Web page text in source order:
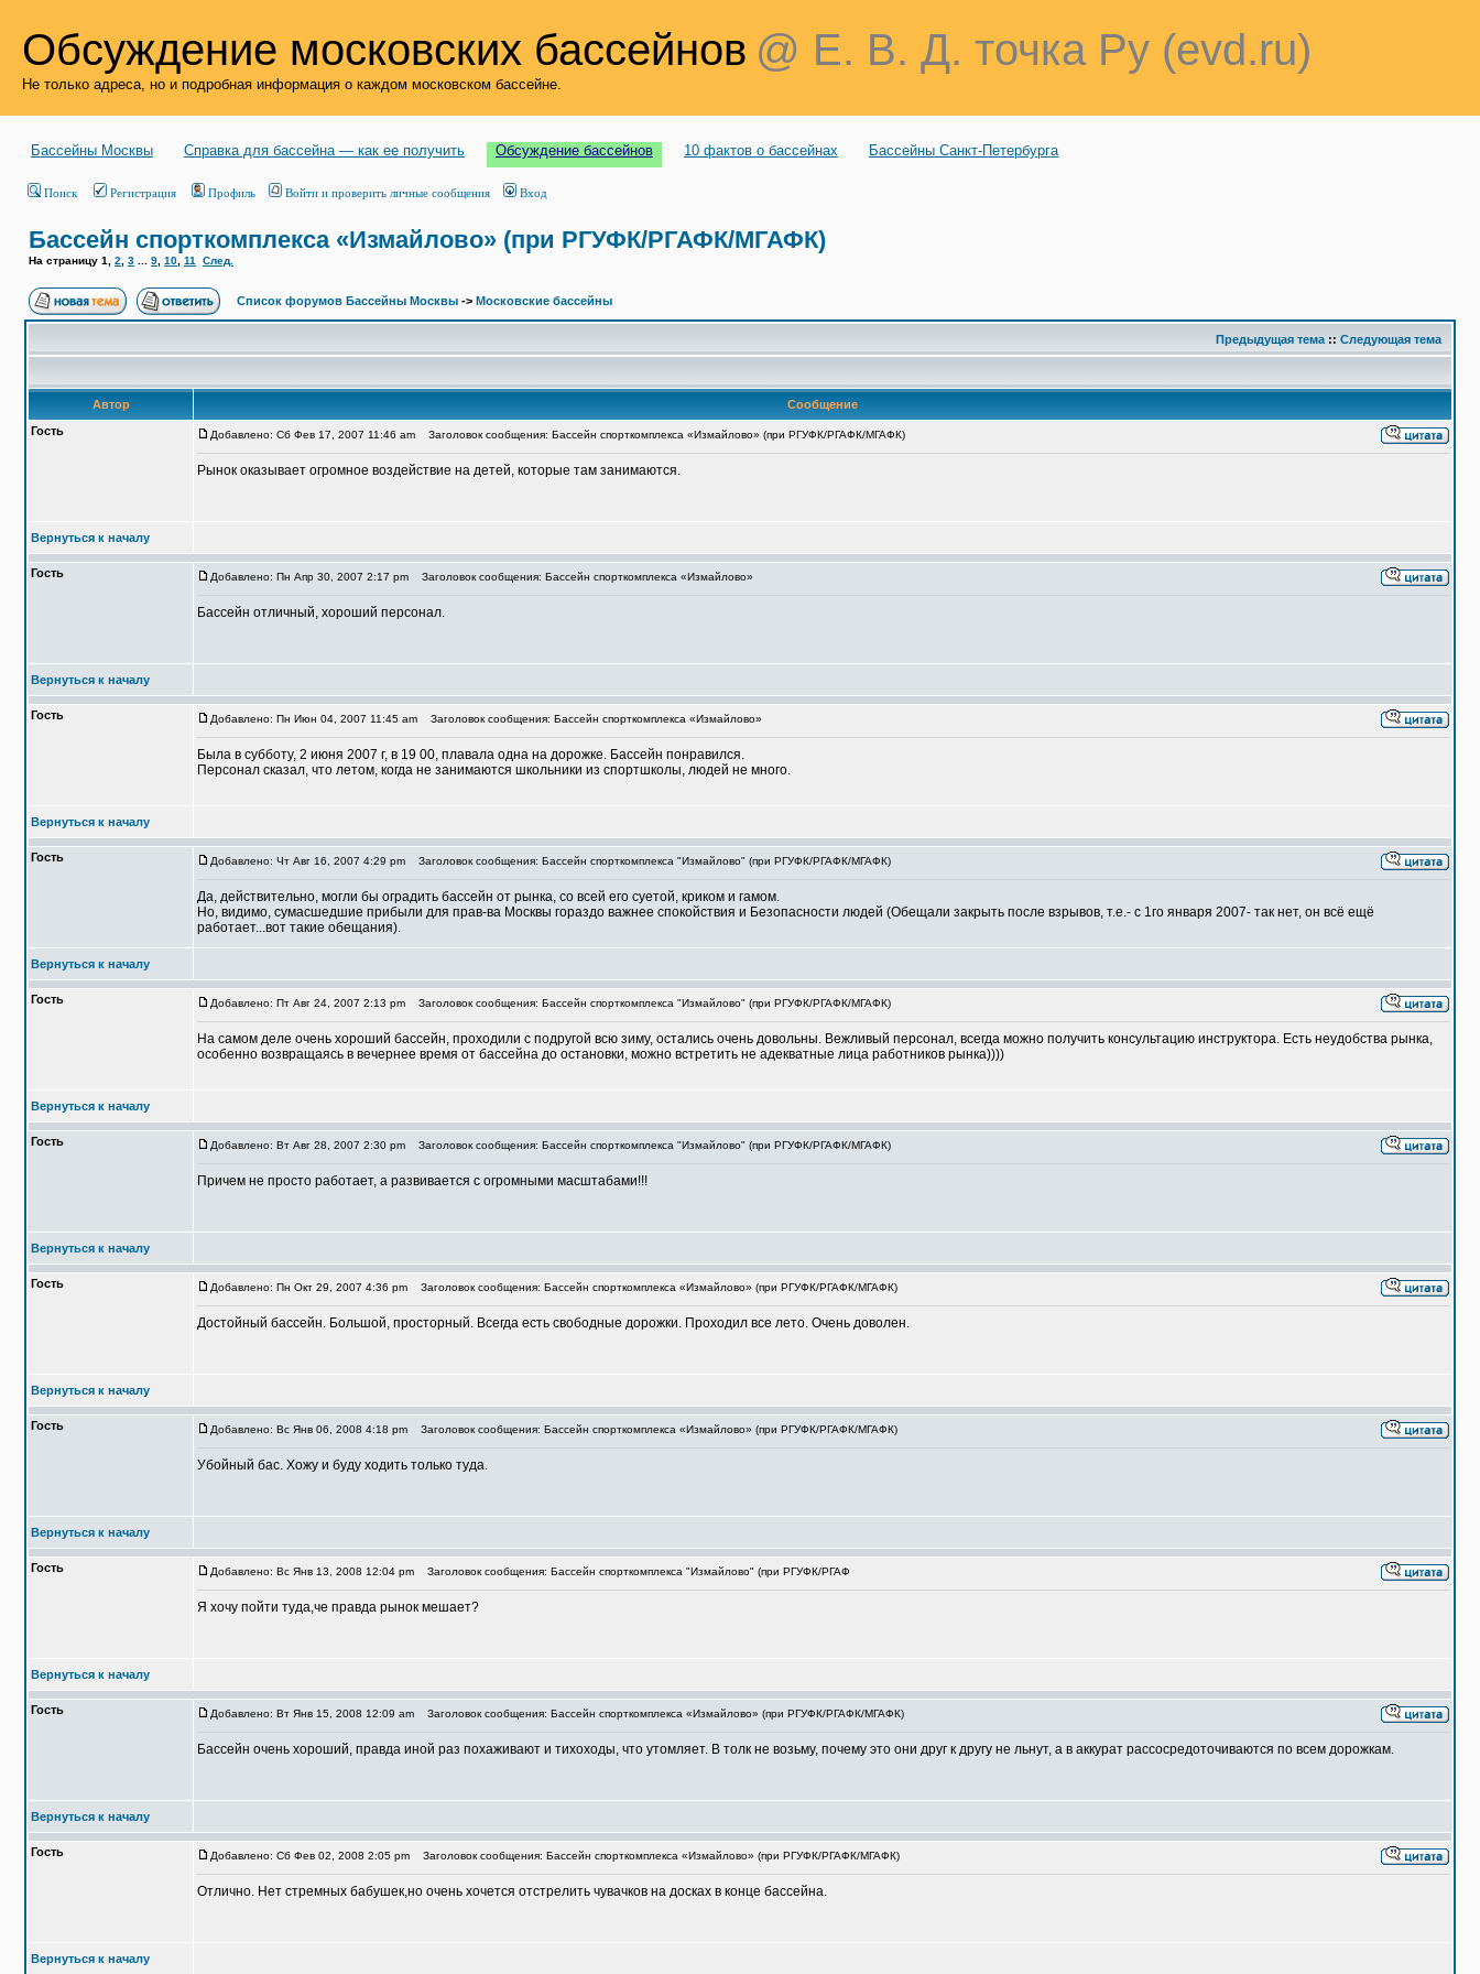
Обсуждение московских бассейнов @ Е. В. Д. точка Ру (evd.ru)
Не только адреса, но и подробная информация о каждом московском бассейне.
Бассейны Москвы Справка для бассейна — как ее получить Обсуждение бассейнов 10 фактов о бассейнах Бассейны Санкт-Петербурга
Поиск Регистрация Профиль Войти и проверить личные сообщения Вход
Бассейн спорткомплекса «Измайлово» (при РГУФК/РГАФК/МГАФК)
На страницу 1 2 3 9 10 11 След.
Список форумов Бассейны Москвы -> Московские бассейны
Предыдущая тема :: Следующая тема
Автор
Сообщение
Гость
Добавлено: Сб Фев 17, 2007 11:46 am Заголовок сообщения: Бассейн спорткомплекса «Измайлово» (при РГУФК/РГАФК/МГАФК)
Рынок оказывает огромное воздействие на детей, которые там занимаются.
Вернуться к началу
Гость Добавлено: Пн Апр 30, 2007 2:17 pm Заголовок сообщения: Бассейн спорткомплекса «Измайлово»
Бассейн отличный, хороший персонал.
Вернуться к началу
Гость Добавлено: Пн Июн 04, 2007 11:45 am Заголовок сообщения: Бассейн спорткомплекса «Измайлово»
Была в субботу, 2 июня 2007 г, в 19 00, плавала одна на дорожке. Бассейн понравился.
Персонал сказал, что летом, когда не занимаются школьники из спортшколы, людей не много.
Вернуться к началу
Гость Добавлено: Чт Авг 16, 2007 4:29 pm Заголовок сообщения: Бассейн спорткомплекса "Измайлово" (при РГУФК/РГАФК/МГАФК)
Да, действительно, могли бы оградить бассейн от рынка, со всей его суетой, криком и гамом.
Но, видимо, сумасшедшие прибыли для прав-ва Москвы гораздо важнее спокойствия и Безопасности людей (Обещали закрыть после взрывов, т.е.- с 1го января 2007- так нет, он всё ещё
работает...вот такие обещания).
Вернуться к началу
Гость Добавлено: Пт Авг 24, 2007 2:13 pm Заголовок сообщения: Бассейн спорткомплекса "Измайлово" (при РГУФК/РГАФК/МГАФК)
На самом деле очень хороший бассейн, проходили с подругой всю зиму, остались очень довольны. Вежливый персонал, всегда можно получить консультацию инструктора. Есть неудобства рынка,
особенно возвращаясь в вечернее время от бассейна до остановки, можно встретить не адекватные лица работников рынка))))
Вернуться к началу
Гость Добавлено: Вт Авг 28, 2007 2:30 pm Заголовок сообщения: Бассейн спорткомплекса "Измайлово" (при РГУФК/РГАФК/МГАФК)
Причем не просто работает, а развивается с огромными масштабами!!!
Вернуться к началу
Гость Добавлено: Пн Окт 29, 2007 4:36 pm Заголовок сообщения: Бассейн спорткомплекса «Измайлово» (при РГУФК/РГАФК/МГАФК)
Достойный бассейн. Большой, просторный. Всегда есть свободные дорожки. Проходил все лето. Очень доволен.
Вернуться к началу
Гость Добавлено: Вс Янв 06, 2008 4:18 pm Заголовок сообщения: Бассейн спорткомплекса «Измайлово» (при РГУФК/РГАФК/МГАФК)
Убойный бас. Хожу и буду ходить только туда.
Вернуться к началу
Гость Добавлено: Вс Янв 13, 2008 12:04 pm Заголовок сообщения: Бассейн спорткомплекса "Измайлово" (при РГУФК/РГАФ
Я хочу пойти туда,че правда рынок мешает?
Вернуться к началу
Гость Добавлено: Вт Янв 15, 2008 12:09 am Заголовок сообщения: Бассейн спорткомплекса «Измайлово» (при РГУФК/РГАФК/МГАФК)
Бассейн очень хороший, правда иной раз похаживают и тихоходы, что утомляет. В толк не возьму, почему это они друг к другу не льнут, а в аккурат рассосредоточиваются по всем дорожкам.
Вернуться к началу
Гость Добавлено: Сб Фев 02, 2008 2:05 pm Заголовок сообщения: Бассейн спорткомплекса «Измайлово» (при РГУФК/РГАФК/МГАФК)
Отлично. Нет стремных бабушек,но очень хочется отстрелить чувачков на досках в конце бассейна.
Вернуться к началу